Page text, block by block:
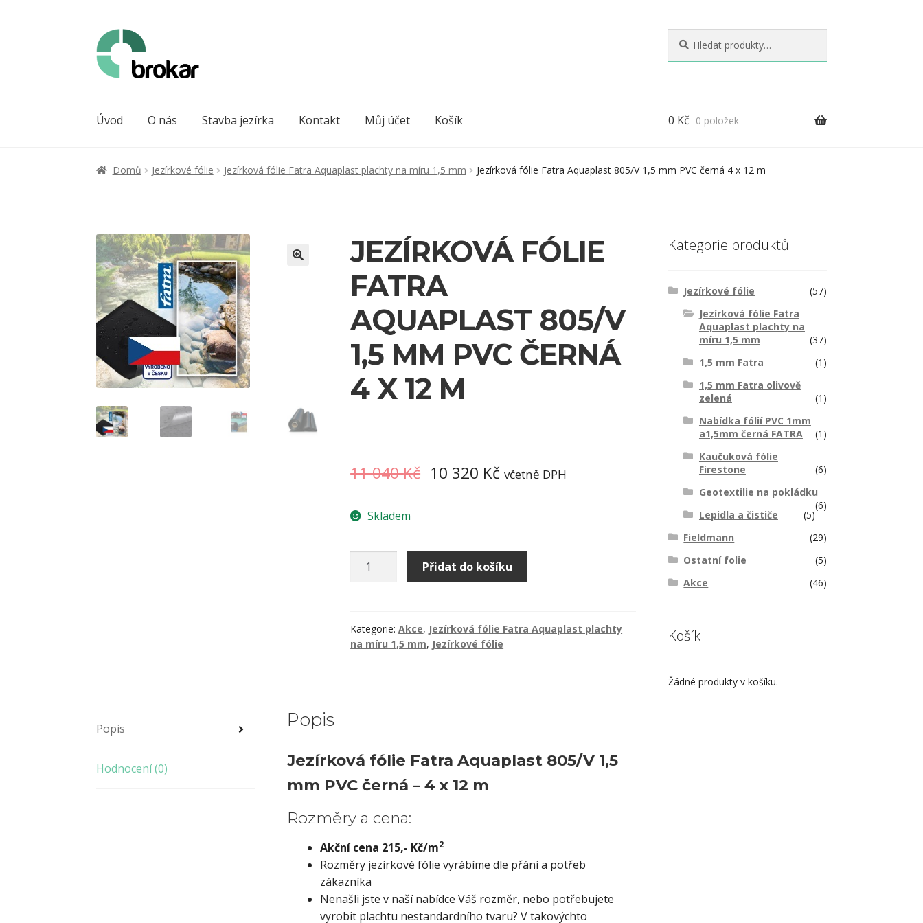
Přeskočit
na
navigaci
Přejít
k
obsahu
Úvod O nás Stavba jezírka Kontakt Můj účet Košík 0 Kč 0 položek
Domů Jezírkové fólie Jezírková fólie Fatra Aquaplast plachty na míru 1,5 mm Jezírková fólie Fatra Aquaplast 805/V 1,5 mm PVC černá 4 x 12 m
JEZÍRKOVÁ FÓLIE
FATRA
AQUAPLAST 805/V
1,5 MM PVC ČERNÁ
4 X 12 M
11 040Kč 10 320 Kč včetně DPH
Skladem
Jezírková
805/V
1,5
m
množství
Přidat do košíku
Kategorie:Akce, Jezírková fólie Fatra Aquaplast plachty
na míru 1,5 mm, Jezírkové fólie
Popis
Hodnocení (0)
Popis
Jezírková fólie Fatra Aquaplast 805/V 1,5
mm PVC černá – 4 x 12 m
Rozměry a cena:
Akční cena 215,- Kč/m2
Rozměry jezírkové fólie vyrábíme dle přání a potřeb
zákazníka
Nenašli jste v naší nabídce Váš rozměr, nebo potřebujete
vyrobit plachtu nestandardního tvaru? V takovýchto
Kategorie produktů
Jezírkové fólie
(57)
Jezírková fólie Fatra
Aquaplast plachty na
míru 1,5 mm
(37)
1,5 mm Fatra
(1)
1,5 mm Fatra olivově
zelená
(1)
Nabídka fólií PVC 1mm
a1,5mm černá FATRA
(1)
Kaučuková fólie
Firestone
(6)
Geotextilie na pokládku
(6)
Lepidla a čističe
(5)
Fieldmann
(29)
Ostatní folie
(5)
Akce
(46)
Košík
Žádné produkty v košíku.